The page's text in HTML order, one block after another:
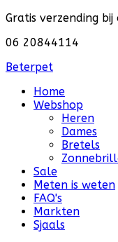
Gratis verzending
06 20844114
Beterpet
Home
Webshop
Heren
Dames
Bretels
Sale
Meten is weten
FAQ's
Markten
Sjaals